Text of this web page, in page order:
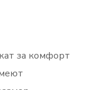
за комфорт